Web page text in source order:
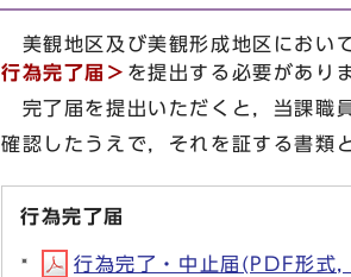
美観地区及び美観形成地区におい
行為完了届＞ を提出する必要があり
完了届を提出いただくと，当課職
確認したうえで，それを証する書類
行為完了届
行為完了・中止届(PDF形